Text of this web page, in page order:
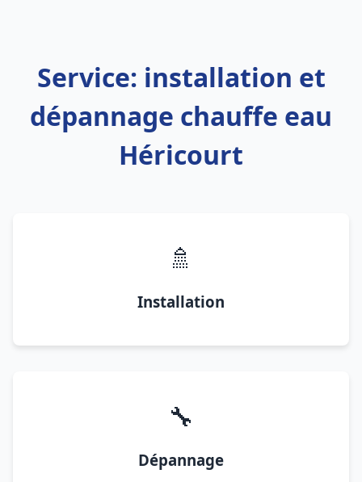
Service: installation et
dépannage chauffe eau
Héricourt
🚿
Installation
🔧
Dépannage